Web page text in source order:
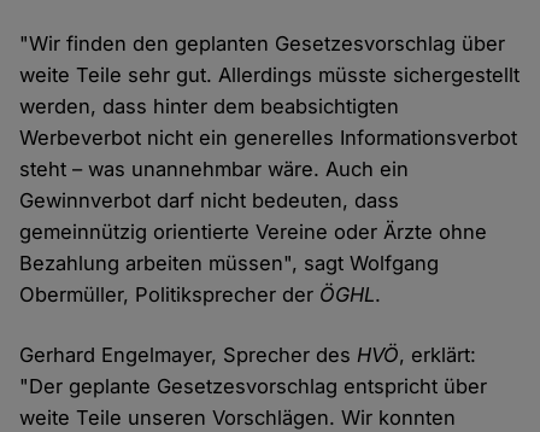
"Wir finden den geplanten Gesetzesvorschlag über
weite Teile sehr gut. Allerdings müsste sichergestellt
werden, dass hinter dem beabsichtigten
Werbeverbot nicht ein generelles Informationsverbot
steht – was unannehmbar wäre. Auch ein
Gewinnverbot darf nicht bedeuten, dass
gemeinnützig orientierte Vereine oder Ärzte ohne
Bezahlung arbeiten müssen", sagt Wolfgang
Obermüller, Politiksprecher der ÖGHL.
Gerhard Engelmayer, Sprecher desHVÖ, erklärt:
"Der geplante Gesetzesvorschlag entspricht über
weite Teile unseren Vorschlägen. Wir konnten